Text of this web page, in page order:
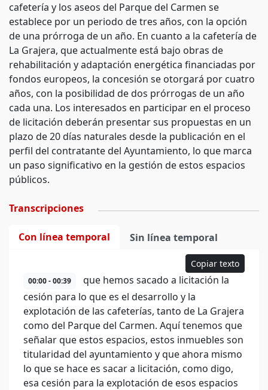
cafetería y los aseos del Parque del Carmen se
establece por un periodo de tres años, con la opción
de una prórroga de un año. En cuanto a la cafetería de
La Grajera, que actualmente está bajo obras de
rehabilitación y adaptación energética financiadas por
fondos europeos, la concesión se otorgará por cuatro
años, con la posibilidad de dos prórrogas de un año
cada una. Los interesados en participar en el proceso
de licitación deberán presentar sus propuestas en un
plazo de 20 días naturales desde la publicación en el
perfil del contratante del Ayuntamiento, lo que marca
un paso significativo en la gestión de estos espacios
públicos.
Transcripciones
Con línea temporal Sin línea temporal
Copiar texto
00:00 - 00:39
que hemos sacado a licitación la
cesión para lo que es el desarrollo y la
explotación de las cafeterías, tanto de La Grajera
como del Parque del Carmen. Aquí tenemos que
señalar que estos espacios, estos inmuebles son
titularidad del ayuntamiento y que ahora mismo
lo que se hace es sacar a licitación, como digo,
esa cesión para la explotación de esos espacios